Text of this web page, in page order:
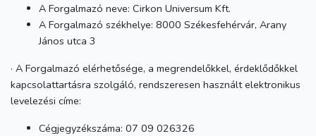
A Forgalmazó neve: Cirkon Universum Kft.
A Forgalmazó székhelye: 8000 Székesfehérvár, Arany
János utca 3
· A Forgalmazó elérhetősége, a megrendelőkkel, érdeklődőkkel
kapcsolattartásra szolgáló, rendszeresen használt elektronikus
levelezési címe:
Cégjegyzékszáma: 07 09 026326